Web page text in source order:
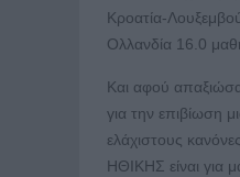
Κροατία-
Ολλανδία 16.0
Και αφού
για την επιβίωση
ελάχιστους
ΗΘΙΚΗΣ είναι για